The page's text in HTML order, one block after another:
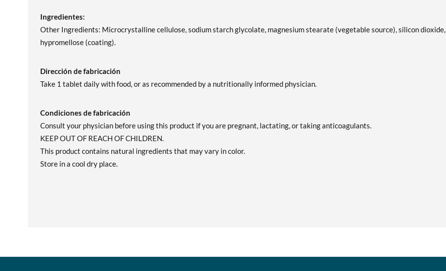
Ingredientes:
Other Ingredients: Microcrystalline cellulose, sodium starch glycolate, magnesium stearate (vegetable source), silicon dioxide,
hypromellose (coating).
Dirección de fabricación
Take 1 tablet daily with food, or as recommended by a nutritionally informed physician.
Condiciones de fabricación
Consult your physician before using this product if you are pregnant, lactating, or taking anticoagulants.
KEEP OUT OF REACH OF CHILDREN.
This product contains natural ingredients that may vary in color.
Store in a cool dry place.